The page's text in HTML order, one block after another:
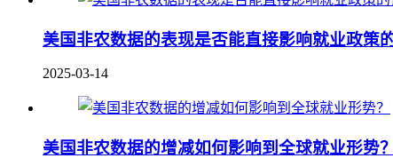
美国非农数据的表现是否能直接影响就业政策
2025-03-14
美国非农数据的增减如何影响到全球就业形势？